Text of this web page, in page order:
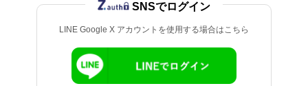
LINE Google X アカウントを使用する場合はこちら
SNSでログイン